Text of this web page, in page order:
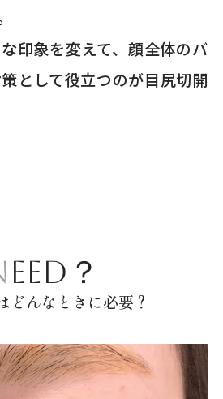
印象を変えて、顔全体のバ
として役立つのが目尻切開
NEED？
どんなときに必要？